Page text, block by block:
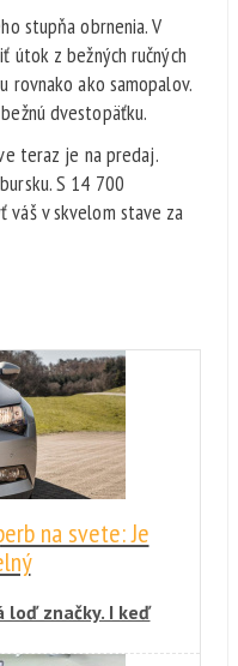
stupňa obrnenia. V
útok z bežných ručných
rovnako ako samopalov.
dvestopäťku.
teraz je na predaj.
S 14 700
v skvelom stave za
na svete: Je
loď značky. I keď